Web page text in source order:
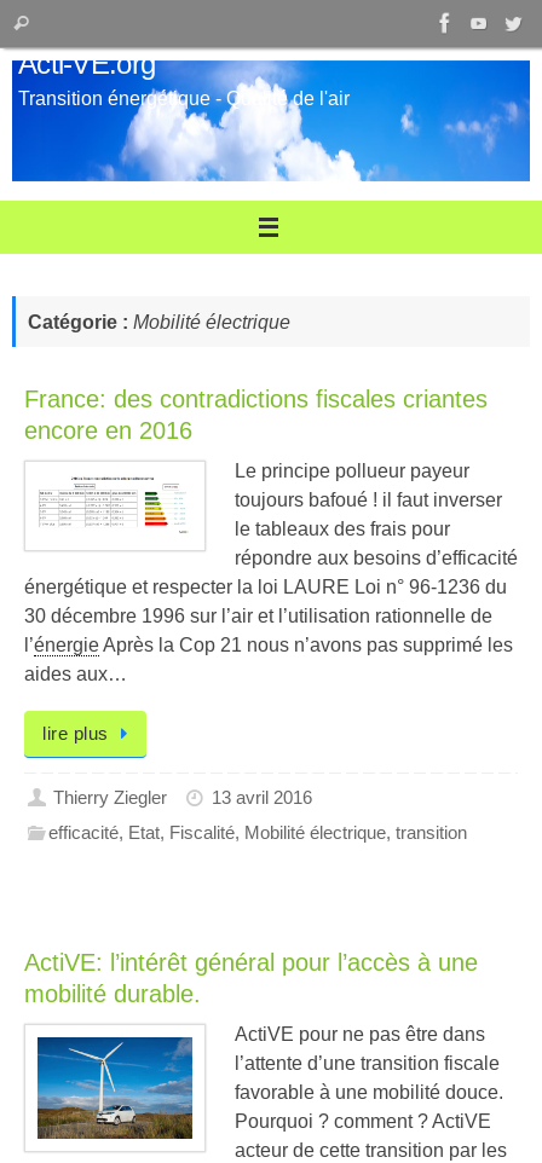
Passer
au
contenu
pour
:
Rechercher
Acti-VE.org
Transition énergétique - Qualité de l'air
Catégorie : Mobilité électrique
France: des contradictions fiscales criantes
encore en 2016
Le principe pollueur payeur
toujours bafoué ! il faut inverser
le tableaux des frais pour
répondre aux besoins d’efficacité
énergétique et respecter la loi LAURE Loi n° 96-1236 du
30 décembre 1996 sur l’air et l’utilisation rationnelle de
l’énergieAprès la Cop 21 nous n’avons pas supprimé les
aides aux…
lire plus
Thierry Ziegler
13 avril 2016
efficacité, Etat, Fiscalité, Mobilité électrique,transition
ActiVE: l’intérêt général pour l’accès à une
mobilité durable.
ActiVE pour ne pas être dans
l’attente d’une transition fiscale
favorable à une mobilité douce.
Pourquoi ? comment ? ActiVE
acteur de cette transition par les